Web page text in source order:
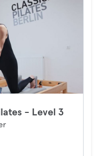
- Level 3